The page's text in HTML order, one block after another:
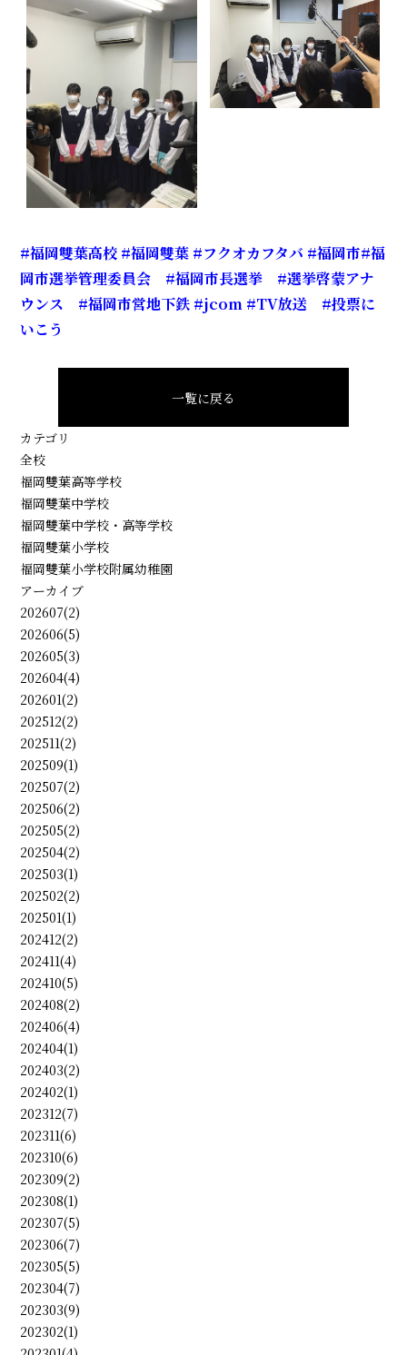
#福岡雙葉高校 #福岡雙葉 #フクオカフタバ #福岡市#福
岡市選挙管理委員会
#福岡市長選挙
#選挙啓蒙アナ
ウンス
#福岡市営地下鉄 #jcom #TV放送
#投票に
いこう
一覧に戻る
カテゴリ
全校
福岡雙葉高等学校
福岡雙葉中学校
福岡雙葉中学校・高等学校
福岡雙葉小学校
福岡雙葉小学校附属幼稚園
アーカイブ
202607(2)
202606(5)
202605(3)
202604(4)
202601(2)
202512(2)
202511(2)
202509(1)
202507(2)
202506(2)
202505(2)
202504(2)
202503(1)
202502(2)
202501(1)
202412(2)
202411(4)
202410(5)
202408(2)
202406(4)
202404(1)
202403(2)
202402(1)
202312(7)
202311(6)
202310(6)
202309(2)
202308(1)
202307(5)
202306(7)
202305(5)
202304(7)
202303(9)
202302(1)